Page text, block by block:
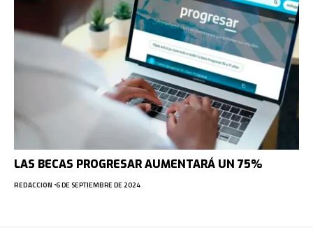
LAS BECAS PROGRESAR AUMENTARÁ UN 75%
REDACCION 6 DE SEPTIEMBRE DE 2024